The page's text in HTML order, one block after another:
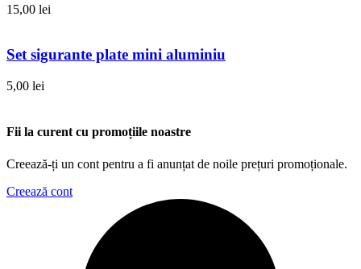
15,00 lei
Set sigurante plate mini aluminiu
5,00 lei
Fii la curent cu promoțiile noastre
Creează-ți un cont pentru a fi anunțat de noile prețuri promoționale.
Creează cont